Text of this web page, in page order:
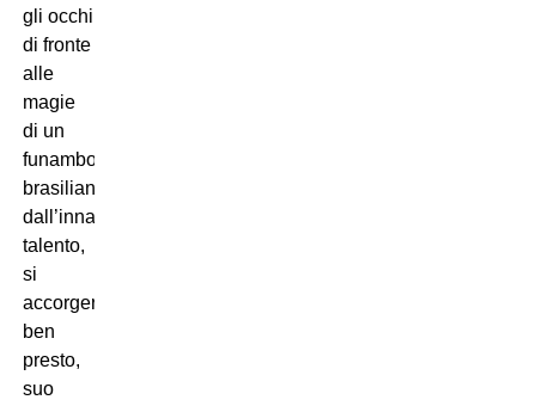
gli occhi
di fronte
alle
magie
di un
funambolo
brasiliano
dall’innato
talento,
si
accorgerà
ben
presto,
suo